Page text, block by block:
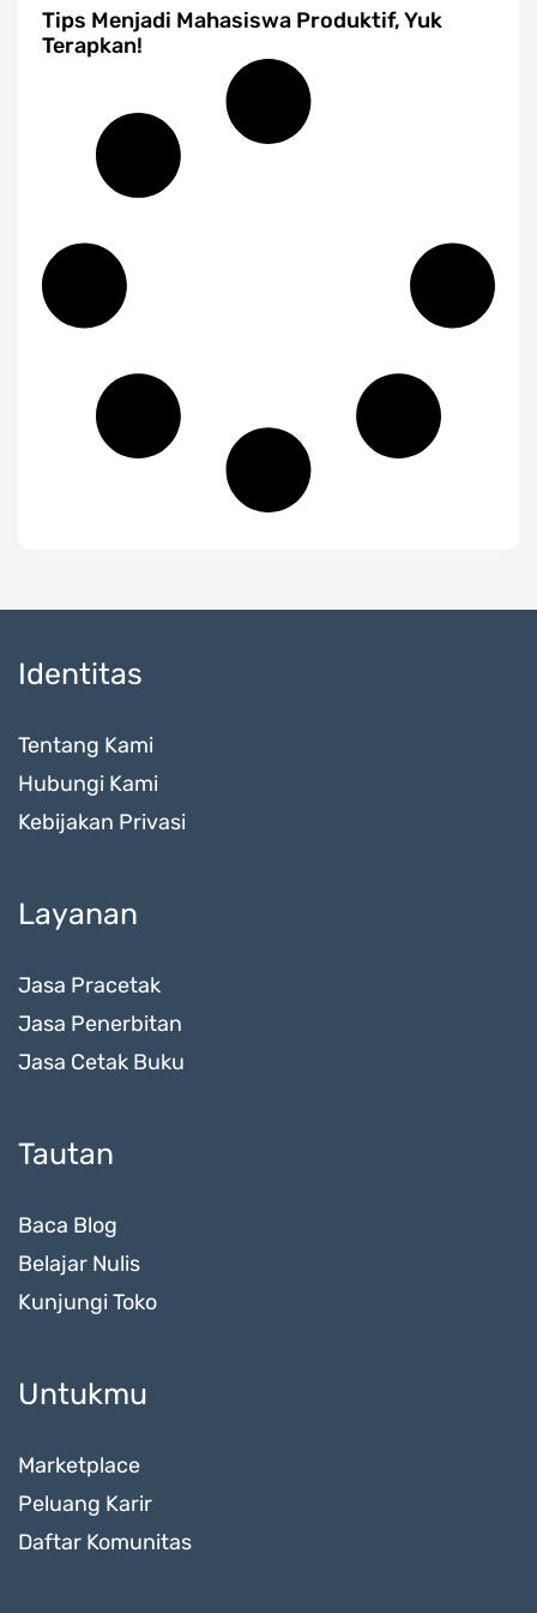
Tips Menjadi Mahasiswa Produktif, Yuk
Terapkan!
Identitas
Tentang Kami
Hubungi Kami
Kebijakan Privasi
Layanan
Jasa Pracetak
Jasa Penerbitan
Jasa Cetak Buku
Tautan
Baca Blog
Belajar Nulis
Kunjungi Toko
Untukmu
Marketplace
Peluang Karir
Daftar Komunitas